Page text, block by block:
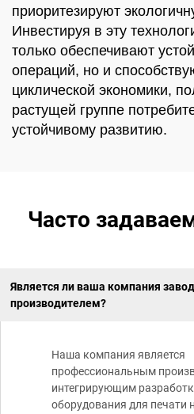
приоритезируют
Инвестируя в эту
только обеспечивают
операций, но и
циклической экономики,
растущей группе
устойчивому развитию.
Часто
Является ли ваша компания
производителем?
Наша компания является
профессиональным
интегрирующим
оборудования для печати